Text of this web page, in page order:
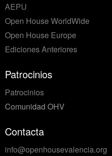
AEPU
Open House WorldWide
Open House Europe
Ediciones Anteriores
Patrocinios
Patrocinios
Comunidad OHV
Contacta
info@openhousevalencia.org